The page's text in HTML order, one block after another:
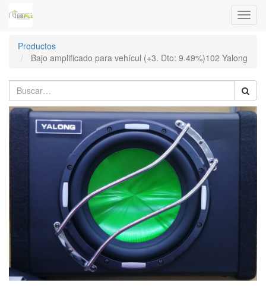
Menú
de
Productos
Bajo amplificado para vehícul (+3. Dto: 9.49%)102 Yalong